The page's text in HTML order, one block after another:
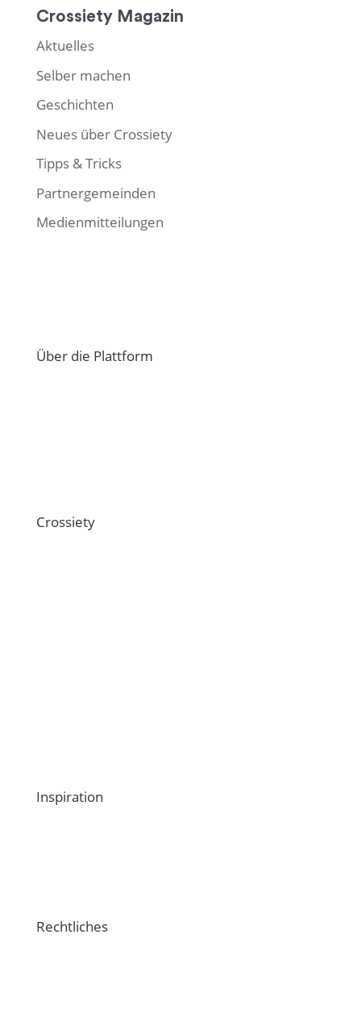
Crossiety Magazin
Aktuelles
Selber machen
Geschichten
Neues über Crossiety
Tipps & Tricks
Partnergemeinden
Medienmitteilungen
Über die Plattform
Crossiety
Inspiration
Rechtliches